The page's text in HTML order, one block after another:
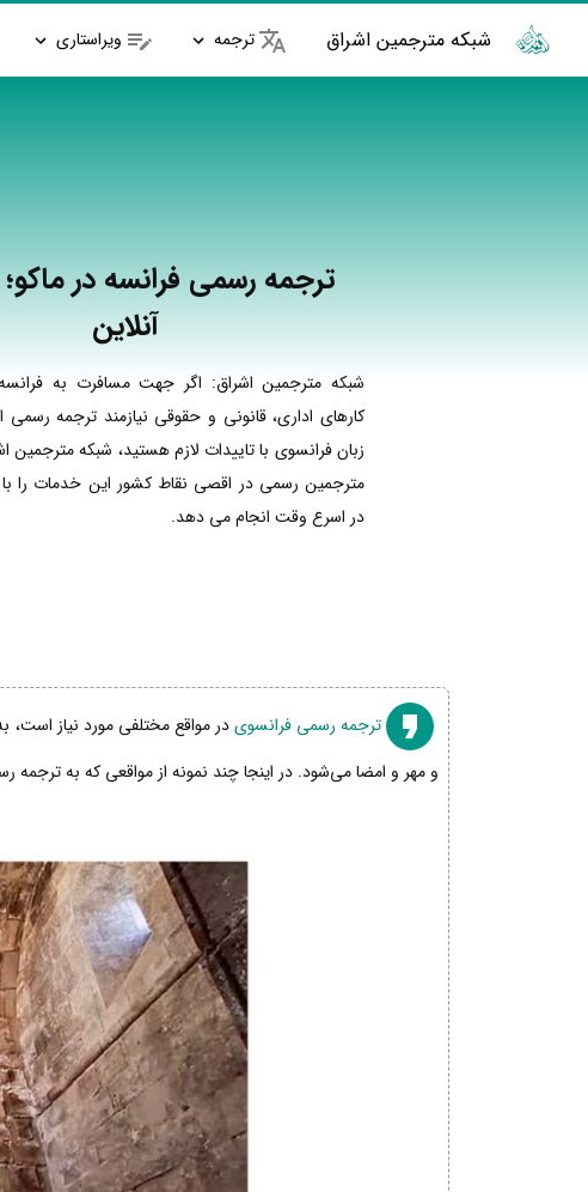
شبکه مترجمین اشراق ترجمه ویراستاری
ترجمه رسمی فرانسه در
آنلاین
شبکه مترجمین اشراق: اگر جهت مسافرت به
کارهای اداری، قانونی و حقوقی نیازمند ترجمه رسمی
زبان فرانسوی با تاییدات لازم هستید، شبکه مترجمین
مترجمین رسمی در اقصی نقاط کشور این خدمات را
در اسرع وقت انجام می دهد.
ترجمه رسمی فرانسویدر مواقع مختلفی مورد نیاز است،
و مهر و امضا می‌شود. در اینجا چند نمونه از مواقعی که به ترجمه